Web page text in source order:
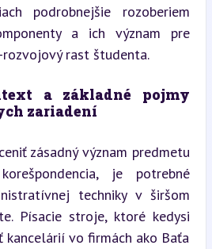
podrobnejšie rozoberiem
a ich význam pre
rast študenta.
a základné pojmy
zariadení
zásadný význam predmetu
je potrebné
techniky v širšom
Písacie stroje, ktoré kedysi
vo firmách ako Baťa